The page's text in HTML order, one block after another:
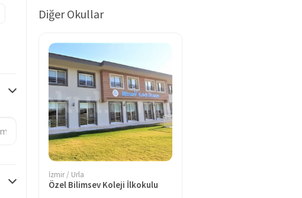
Diğer Okullar
İzmir / Urla
Özel Bilimsev Koleji İlkokulu